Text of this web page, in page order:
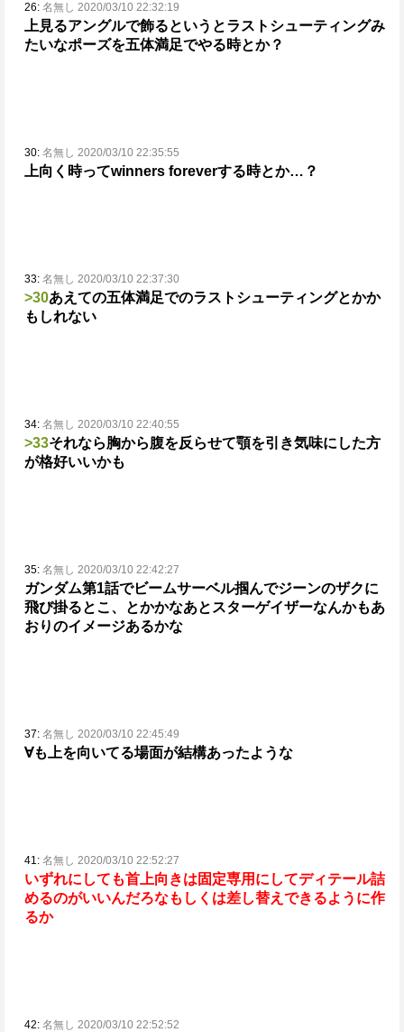
26: 名無し 2020/03/10 22:32:19
上見るアングルで飾るというとラストシューティングみ
たいなポーズを五体満足でやる時とか？
30: 名無し 2020/03/10 22:35:55
上向く時ってwinners foreverする時とか…？
33: 名無し 2020/03/10 22:37:30
>30あえての五体満足でのラストシューティングとかか
もしれない
34: 名無し 2020/03/10 22:40:55
>33それなら胸から腹を反らせて顎を引き気味にした方
が格好いいかも
35: 名無し 2020/03/10 22:42:27
ガンダム第1話でビームサーベル掴んでジーンのザクに
飛び掛るとこ、とかかなあとスターゲイザーなんかもあ
おりのイメージあるかな
37: 名無し 2020/03/10 22:45:49
∀も上を向いてる場面が結構あったような
41: 名無し 2020/03/10 22:52:27
いずれにしても首上向きは固定専用にしてディテール詰
めるのがいいんだろなもしくは差し替えできるように作
るか
42: 名無し 2020/03/10 22:52:52